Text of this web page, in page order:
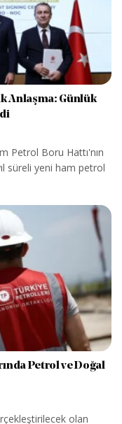
Anlaşma: Günlük
Petrol Boru Hattı'nın
süreli yeni ham petrol
Petrol ve Doğal
olan